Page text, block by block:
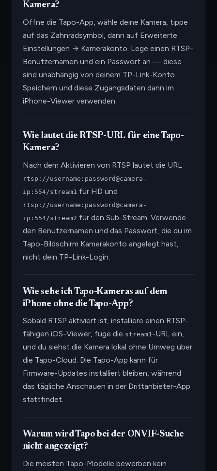
Kamera?
Öffne die Tapo-App, wähle deine Kamera, tippe
auf das Zahnradsymbol, dann auf Erweiterte
Einstellungen → Kamerakonto. Lege einen RTSP-
Benutzernamen und ein Passwort an — diese
sind unabhängig von deinem TP-Link-Konto.
Speichern und diese Zugangsdaten dann im
iPhone-Viewer verwenden.
Wie lautet die RTSP-URL für eine Tapo-
Kamera?
Nach dem Aktivieren von RTSP lautet die URL
rtsp://username:password@camera-
ip:554/stream1 für HD und
rtsp://username:password@camera-
ip:554/stream2 für den Sub-Stream. Verwende
den Benutzernamen und das Passwort, die du im
Tapo-Bildschirm Kamerakonto angelegt hast,
nicht dein TP-Link-Login.
Wie sehe ich Tapo-Kameras auf dem
iPhone ohne die Tapo-App?
Sobald RTSP aktiviert ist, installiere einen RTSP-
fähigen iOS-Viewer, füge die stream1-URL ein,
und du siehst die Kamera lokal ohne Umweg über
die Tapo-Cloud. Die Tapo-App kann für
Firmware-Updates installiert bleiben, während
das tägliche Anschauen in der Drittanbieter-App
stattfindet.
Warum wird Tapo bei der ONVIF-Suche
nicht angezeigt?
Die meisten Tapo-Modelle bewerben kein